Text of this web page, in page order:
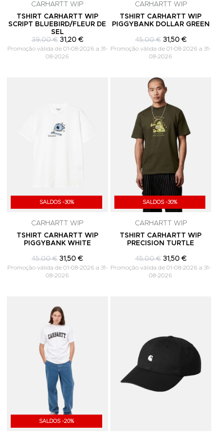
CARHARTT WIP
TSHIRT CARHARTT WIP
SCRIPT BLUEBIRD/FLEUR DE
SEL
39,00 € 31,20 €
Promoção válida de 01-08-2026 a 31-
08-2026
CARHARTT WIP
TSHIRT CARHARTT WIP
PIGGYBANK DOLLAR GREEN
45,00 € 31,50 €
Promoção válida de 01-08-2026 a 31-
08-2026
SALDOS -30%
Adicionar aos Favoritos
CARHARTT WIP
TSHIRT CARHARTT WIP
PIGGYBANK WHITE
45,00 € 31,50 €
Promoção válida de 01-08-2026 a 31-
08-2026
SALDOS -30%
CARHARTT WIP
TSHIRT CARHARTT WIP
PRECISION TURTLE
45,00 € 31,50 €
Promoção válida de 01-08-2026 a 31-
08-2026
SALDOS -20%